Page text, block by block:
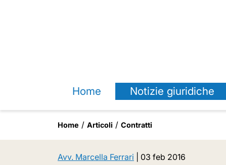
Home Notizie giuridiche
Home Articoli Contratti
Avv. Marcella Ferrari 03 feb 2016